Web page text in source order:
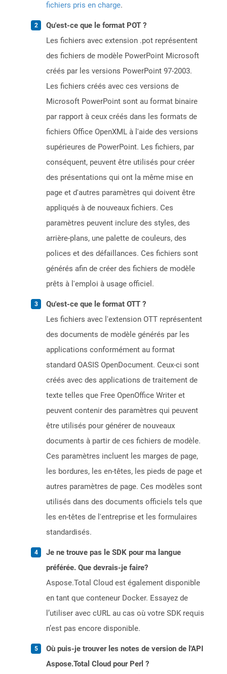
fichiers pris en charge.
Qu'est-ce que le format POT ?
Les fichiers avec extension .pot représentent
des fichiers de modèle PowerPoint Microsoft
créés par les versions PowerPoint 97-2003.
Les fichiers créés avec ces versions de
Microsoft PowerPoint sont au format binaire
par rapport à ceux créés dans les formats de
fichiers Office OpenXML à l'aide des versions
supérieures de PowerPoint. Les fichiers, par
conséquent, peuvent être utilisés pour créer
des présentations qui ont la même mise en
page et d'autres paramètres qui doivent être
appliqués à de nouveaux fichiers. Ces
paramètres peuvent inclure des styles, des
arrière-plans, une palette de couleurs, des
polices et des défaillances. Ces fichiers sont
générés afin de créer des fichiers de modèle
prêts à l'emploi à usage officiel.
Qu'est-ce que le format OTT ?
Les fichiers avec l'extension OTT représentent
des documents de modèle générés par les
applications conformément au format
standard OASIS OpenDocument. Ceux-ci sont
créés avec des applications de traitement de
texte telles que Free OpenOffice Writer et
peuvent contenir des paramètres qui peuvent
être utilisés pour générer de nouveaux
documents à partir de ces fichiers de modèle.
Ces paramètres incluent les marges de page,
les bordures, les en-têtes, les pieds de page et
autres paramètres de page. Ces modèles sont
utilisés dans des documents officiels tels que
les en-têtes de l'entreprise et les formulaires
standardisés.
Je ne trouve pas le SDK pour ma langue
préférée. Que devrais-je faire?
Aspose.Total Cloud est également disponible
en tant que conteneur Docker. Essayez de
l’utiliser avec cURL au cas où votre SDK requis
n’est pas encore disponible.
Où puis-je trouver les notes de version de l'API
Aspose.Total Cloud pour Perl ?